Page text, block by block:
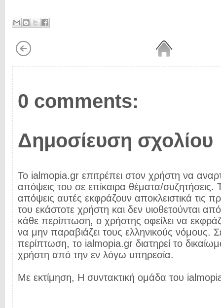
0 comments:
Δημοσίευση σχολίου
Το ialmopia.gr επιτρέπει στον χρήστη να
απόψεις του σε επίκαιρα θέματα/συζητήσεις.
απόψεις αυτές εκφράζουν αποκλειστικά τις
του εκάστοτε χρήστη και δεν υιοθετούνται
κάθε περίπτωση, ο χρήστης οφείλει να
να μην παραβιάζει τους ελληνικούς νόμους.
περίπτωση, το ialmopia.gr διατηρεί το
χρήστη από την εν λόγω υπηρεσία.
Με εκτίμηση, Η συντακτική ομάδα του